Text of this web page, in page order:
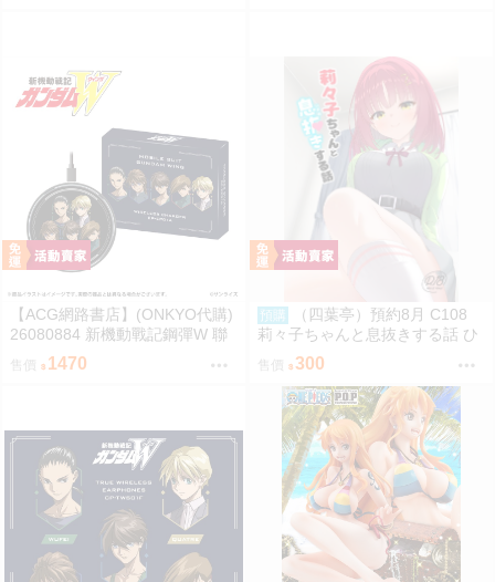
【ACG網路書店】(ONKYO代購)
26080884 新機動戰記鋼彈W 聯
名耳機 專屬充電器
售價 1470
預購
（四葉亭）預約8月 C108
莉々子ちゃんと息抜きする話 ひ
ろっち
售價 300